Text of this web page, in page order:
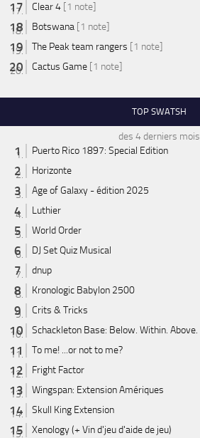
Clear 4 [1 note]
Botswana [1 note]
The Peak team rangers [1 note]
Cactus Game [1 note]
TOP SWATSH
des 4 derniers mois
Puerto Rico 1897: Special Edition
Horizonte
Age of Galaxy - édition 2025
Luthier
World Order
DJ Set Quiz Musical
dnup
Kronologic Babylon 2500
Crits & Tricks
Schackleton Base: Below. Within. Above.
To me! ...or not to me?
Fright Factor
Wingspan: Extension Amériques
Skull King Extension
Xenology (+ Vin d'jeu d'aide de jeu)